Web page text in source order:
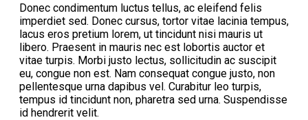
Donec condimentum luctus tellus, ac eleifend felis
imperdiet sed. Donec cursus, tortor vitae lacinia tempus,
lacus eros pretium lorem, ut tincidunt nisi mauris ut
libero. Praesent in mauris nec est lobortis auctor et
vitae turpis. Morbi justo lectus, sollicitudin ac suscipit
eu, congue non est. Nam consequat congue justo, non
pellentesque urna dapibus vel. Curabitur leo turpis,
tempus id tincidunt non, pharetra sed urna. Suspendisse
id hendrerit velit.